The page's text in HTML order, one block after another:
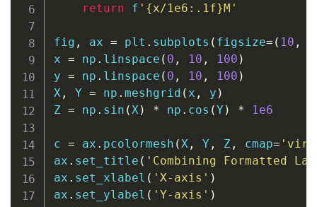
return
f ' {x/1e6 : .1f}M'
fig , ax = plt . subplots ( figsize= ( 10 ,
x = np . linspace ( 0 , 10 , 100 )
y = np . linspace ( 0 , 10 , 100 )
X , Y = np . meshgrid ( x , y )
Z = np . sin ( X ) * np . cos (Y ) * 1e6
c = ax . pcolormesh ( X , Y , Z , cmap=
ax . set_title ( 'Combining Formatted
ax . set_xlabel ( 'X-axis' )
ax . set_ylabel ( 'Y-axis' )